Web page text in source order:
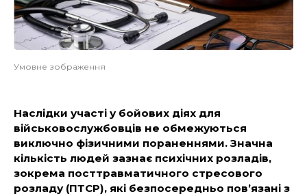
Умовне зображення
Наслідки участі у бойових діях для
військовослужбовців не обмежуються
виключно фізичними пораненнями. Значна
кількість людей зазнає психічних розладів,
зокрема посттравматичного стресового
розладу (ПТСР), які безпосередньо пов’язані з